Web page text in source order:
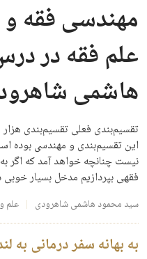
مهندسی فقه
علم فقه در
هاشمی
تقسيم‌‌بندى فعلى تقسيم‌بندى
اين تقسيم‌بندى و مهندسى بوده
نيست چنانچه خواهد آمد كه اگر
فقهى بپردازيم مدخل بسيار
سید محمود هاشمی شاهرودی علم
به بهانه سفر درمانی به